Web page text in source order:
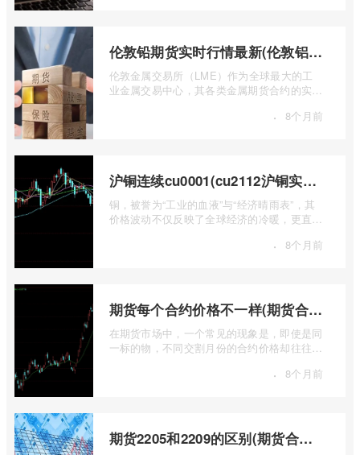
伦敦铅期货实时行情最新(伦敦铝锡期货实时行情)
伦敦金属交易所（LME）作为全球最大的工
业金属交易中心，其各类金属期货合约的实时
· 8个月前
沪铜连续cu0001(cu2112沪铜实时行情)
铜，被誉为“工业的血液”与“经济晴雨表”，其
价格波动不仅反映了全球经济的冷暖，更直接
· 8个月前
期货每个合约价格不一样(期货合约之间的价格差)
在期货市场中，一个常见的现象是，即使是同
一标的物，不同交割月份的合约价格却往往不
· 8个月前
期货2205和2209的区别(期货合约2205什么意思)